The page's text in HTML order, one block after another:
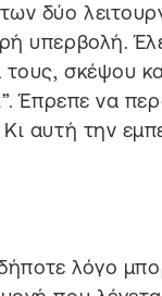
δύο
υπερβολή.
σκέψου
Έπρεπε να
αυτή την
λόγο